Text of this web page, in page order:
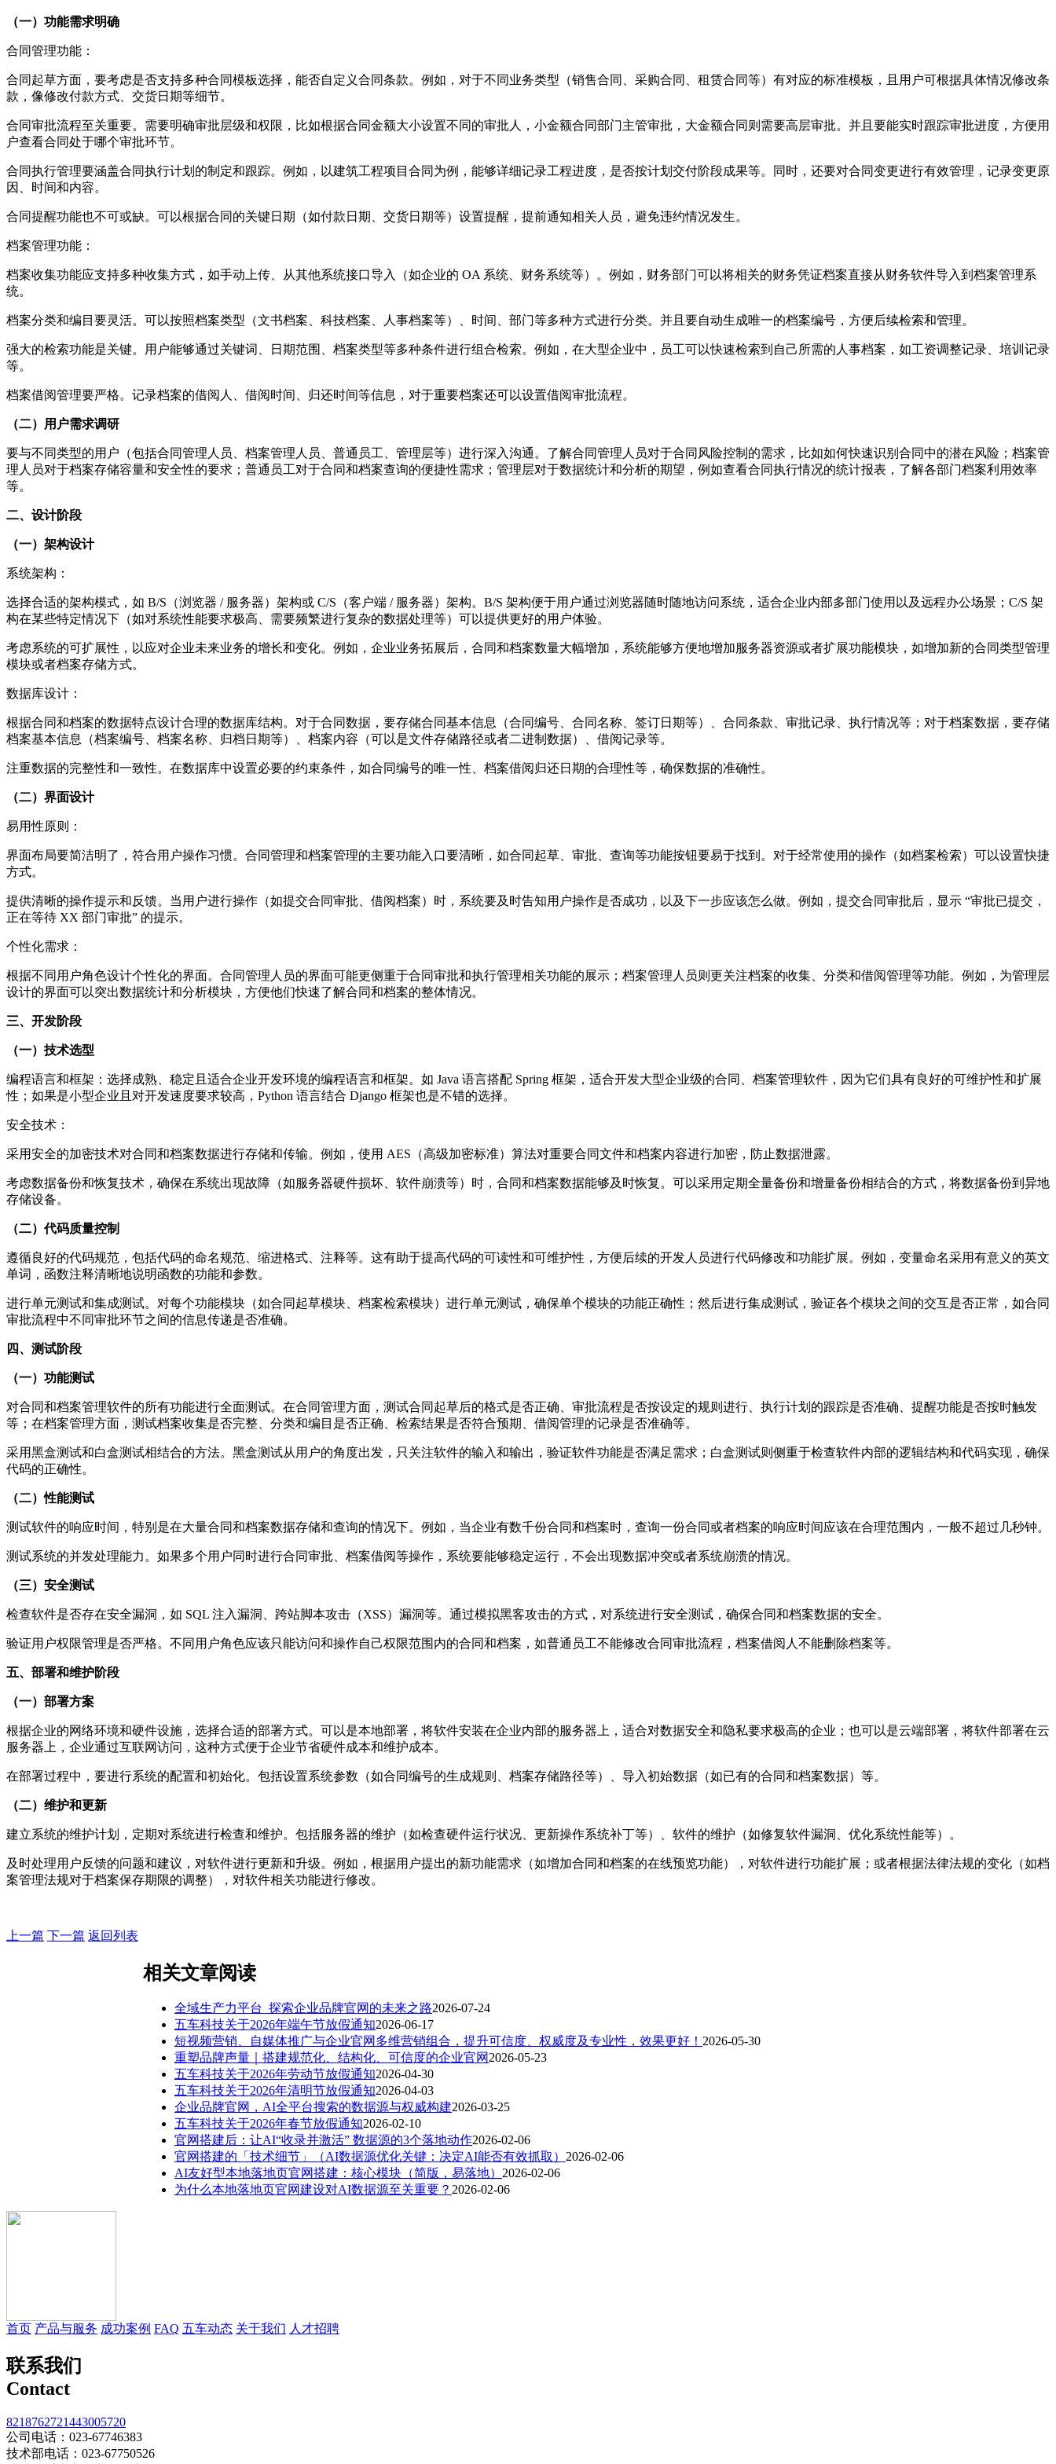
（一）功能需求明确
合同管理功能：
合同起草方面，要考虑是否支持多种合同模板选择，能否自定义合同条款。例如，对于不同业务类型（销售合同、采购合同、租赁合同等）有对应的标准模板，且用户可根据具体情况修改条
款，像修改付款方式、交货日期等细节。
合同审批流程至关重要。需要明确审批层级和权限，比如根据合同金额大小设置不同的审批人，小金额合同部门主管审批，大金额合同则需要高层审批。并且要能实时跟踪审批进度，方便用
户查看合同处于哪个审批环节。
合同执行管理要涵盖合同执行计划的制定和跟踪。例如，以建筑工程项目合同为例，能够详细记录工程进度，是否按计划交付阶段成果等。同时，还要对合同变更进行有效管理，记录变更原
因、时间和内容。
合同提醒功能也不可或缺。可以根据合同的关键日期（如付款日期、交货日期等）设置提醒，提前通知相关人员，避免违约情况发生。
档案管理功能：
档案收集功能应支持多种收集方式，如手动上传、从其他系统接口导入（如企业的 OA 系统、财务系统等）。例如，财务部门可以将相关的财务凭证档案直接从财务软件导入到档案管理系
统。
档案分类和编目要灵活。可以按照档案类型（文书档案、科技档案、人事档案等）、时间、部门等多种方式进行分类。并且要自动生成唯一的档案编号，方便后续检索和管理。
强大的检索功能是关键。用户能够通过关键词、日期范围、档案类型等多种条件进行组合检索。例如，在大型企业中，员工可以快速检索到自己所需的人事档案，如工资调整记录、培训记录
等。
档案借阅管理要严格。记录档案的借阅人、借阅时间、归还时间等信息，对于重要档案还可以设置借阅审批流程。
（二）用户需求调研
要与不同类型的用户（包括合同管理人员、档案管理人员、普通员工、管理层等）进行深入沟通。了解合同管理人员对于合同风险控制的需求，比如如何快速识别合同中的潜在风险；档案管
理人员对于档案存储容量和安全性的要求；普通员工对于合同和档案查询的便捷性需求；管理层对于数据统计和分析的期望，例如查看合同执行情况的统计报表，了解各部门档案利用效率
等。
二、设计阶段
（一）架构设计
系统架构：
选择合适的架构模式，如 B/S（浏览器 / 服务器）架构或 C/S（客户端 / 服务器）架构。B/S 架构便于用户通过浏览器随时随地访问系统，适合企业内部多部门使用以及远程办公场景；C/S 架
构在某些特定情况下（如对系统性能要求极高、需要频繁进行复杂的数据处理等）可以提供更好的用户体验。
考虑系统的可扩展性，以应对企业未来业务的增长和变化。例如，企业业务拓展后，合同和档案数量大幅增加，系统能够方便地增加服务器资源或者扩展功能模块，如增加新的合同类型管理
模块或者档案存储方式。
数据库设计：
根据合同和档案的数据特点设计合理的数据库结构。对于合同数据，要存储合同基本信息（合同编号、合同名称、签订日期等）、合同条款、审批记录、执行情况等；对于档案数据，要存储
档案基本信息（档案编号、档案名称、归档日期等）、档案内容（可以是文件存储路径或者二进制数据）、借阅记录等。
注重数据的完整性和一致性。在数据库中设置必要的约束条件，如合同编号的唯一性、档案借阅归还日期的合理性等，确保数据的准确性。
（二）界面设计
易用性原则：
界面布局要简洁明了，符合用户操作习惯。合同管理和档案管理的主要功能入口要清晰，如合同起草、审批、查询等功能按钮要易于找到。对于经常使用的操作（如档案检索）可以设置快捷
方式。
提供清晰的操作提示和反馈。当用户进行操作（如提交合同审批、借阅档案）时，系统要及时告知用户操作是否成功，以及下一步应该怎么做。例如，提交合同审批后，显示 “审批已提交，
正在等待 XX 部门审批” 的提示。
个性化需求：
根据不同用户角色设计个性化的界面。合同管理人员的界面可能更侧重于合同审批和执行管理相关功能的展示；档案管理人员则更关注档案的收集、分类和借阅管理等功能。例如，为管理层
设计的界面可以突出数据统计和分析模块，方便他们快速了解合同和档案的整体情况。
三、开发阶段
（一）技术选型
编程语言和框架：选择成熟、稳定且适合企业开发环境的编程语言和框架。如 Java 语言搭配 Spring 框架，适合开发大型企业级的合同、档案管理软件，因为它们具有良好的可维护性和扩展
性；如果是小型企业且对开发速度要求较高，Python 语言结合 Django 框架也是不错的选择。
安全技术：
采用安全的加密技术对合同和档案数据进行存储和传输。例如，使用 AES（高级加密标准）算法对重要合同文件和档案内容进行加密，防止数据泄露。
考虑数据备份和恢复技术，确保在系统出现故障（如服务器硬件损坏、软件崩溃等）时，合同和档案数据能够及时恢复。可以采用定期全量备份和增量备份相结合的方式，将数据备份到异地
存储设备。
（二）代码质量控制
遵循良好的代码规范，包括代码的命名规范、缩进格式、注释等。这有助于提高代码的可读性和可维护性，方便后续的开发人员进行代码修改和功能扩展。例如，变量命名采用有意义的英文
单词，函数注释清晰地说明函数的功能和参数。
进行单元测试和集成测试。对每个功能模块（如合同起草模块、档案检索模块）进行单元测试，确保单个模块的功能正确性；然后进行集成测试，验证各个模块之间的交互是否正常，如合同
审批流程中不同审批环节之间的信息传递是否准确。
四、测试阶段
（一）功能测试
对合同和档案管理软件的所有功能进行全面测试。在合同管理方面，测试合同起草后的格式是否正确、审批流程是否按设定的规则进行、执行计划的跟踪是否准确、提醒功能是否按时触发
等；在档案管理方面，测试档案收集是否完整、分类和编目是否正确、检索结果是否符合预期、借阅管理的记录是否准确等。
采用黑盒测试和白盒测试相结合的方法。黑盒测试从用户的角度出发，只关注软件的输入和输出，验证软件功能是否满足需求；白盒测试则侧重于检查软件内部的逻辑结构和代码实现，确保
代码的正确性。
（二）性能测试
测试软件的响应时间，特别是在大量合同和档案数据存储和查询的情况下。例如，当企业有数千份合同和档案时，查询一份合同或者档案的响应时间应该在合理范围内，一般不超过几秒钟。
测试系统的并发处理能力。如果多个用户同时进行合同审批、档案借阅等操作，系统要能够稳定运行，不会出现数据冲突或者系统崩溃的情况。
（三）安全测试
检查软件是否存在安全漏洞，如 SQL 注入漏洞、跨站脚本攻击（XSS）漏洞等。通过模拟黑客攻击的方式，对系统进行安全测试，确保合同和档案数据的安全。
验证用户权限管理是否严格。不同用户角色应该只能访问和操作自己权限范围内的合同和档案，如普通员工不能修改合同审批流程，档案借阅人不能删除档案等。
五、部署和维护阶段
（一）部署方案
根据企业的网络环境和硬件设施，选择合适的部署方式。可以是本地部署，将软件安装在企业内部的服务器上，适合对数据安全和隐私要求极高的企业；也可以是云端部署，将软件部署在云
服务器上，企业通过互联网访问，这种方式便于企业节省硬件成本和维护成本。
在部署过程中，要进行系统的配置和初始化。包括设置系统参数（如合同编号的生成规则、档案存储路径等）、导入初始数据（如已有的合同和档案数据）等。
（二）维护和更新
建立系统的维护计划，定期对系统进行检查和维护。包括服务器的维护（如检查硬件运行状况、更新操作系统补丁等）、软件的维护（如修复软件漏洞、优化系统性能等）。
及时处理用户反馈的问题和建议，对软件进行更新和升级。例如，根据用户提出的新功能需求（如增加合同和档案的在线预览功能），对软件进行功能扩展；或者根据法律法规的变化（如档
案管理法规对于档案保存期限的调整），对软件相关功能进行修改。
上一篇 下一篇 返回列表
相关文章阅读
全域生产力平台_探索企业品牌官网的未来之路2026-07-24
五车科技关于2026年端午节放假通知2026-06-17
短视频营销、自媒体推广与企业官网多维营销组合，提升可信度、权威度及专业性，效果更好！ 2026-05-30
重塑品牌声量｜搭建规范化、结构化、可信度的企业官网2026-05-23
五车科技关于2026年劳动节放假通知2026-04-30
五车科技关于2026年清明节放假通知2026-04-03
企业品牌官网，AI全平台搜索的数据源与权威构建2026-03-25
五车科技关于2026年春节放假通知2026-02-10
官网搭建后：让AI“收录并激活” 数据源的3个落地动作2026-02-06
官网搭建的「技术细节」（AI数据源优化关键：决定AI能否有效抓取） 2026-02-06
AI友好型本地落地页官网搭建：核心模块（简版，易落地） 2026-02-06
为什么本地落地页官网建设对AI数据源至关重要？ 2026-02-06
首页 产品与服务 成功案例 FAQ 五车动态 关于我们 人才招聘
联系我们
Contact
8218762721443005720
公司电话：023-67746383
技术部电话：023-67750526